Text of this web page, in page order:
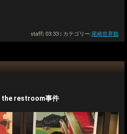
staff 03:33 カテゴリー:尾崎世界観
the restroom事件